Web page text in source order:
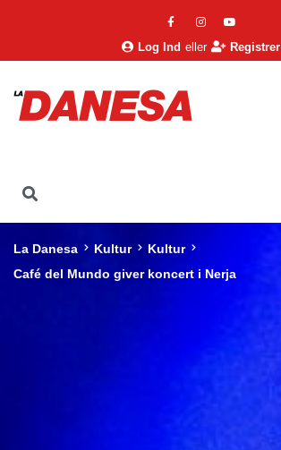
Log Ind eller Registrer
La Danesa Kultur
Kultur
Café del Mundo giver koncert i Nerja